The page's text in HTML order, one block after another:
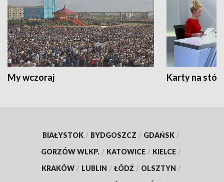
My wczoraj Karty na
BIAŁYSTOK / BYDGOSZCZ / GDAŃSK /
GORZÓW WLKP. / KATOWICE / KIELCE /
KRAKÓW / LUBLIN / ŁÓDŹ / OLSZTYN /